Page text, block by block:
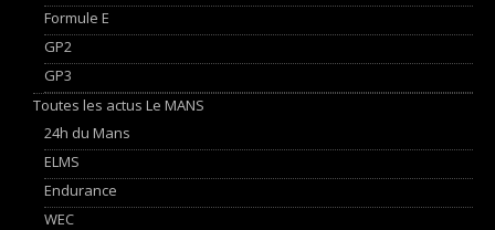
Formule E
GP2
GP3
Toutes les actus Le MANS
24h du Mans
ELMS
Endurance
WEC